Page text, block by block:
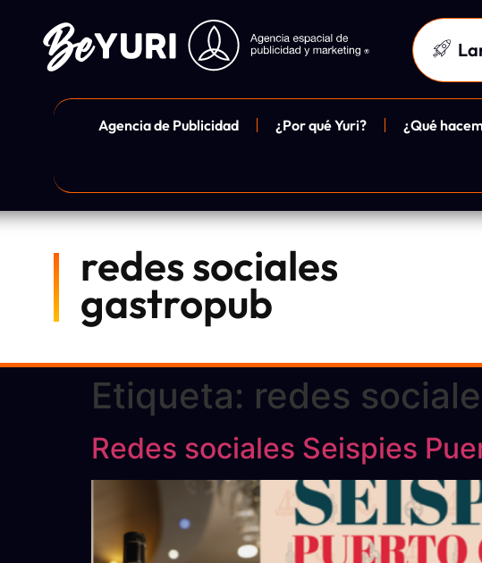
Agencia de Publicidad ¿Por qué Yuri? ¿Qué
redes sociales
gastropub
Etiqueta: redes
Redes sociales Seispies